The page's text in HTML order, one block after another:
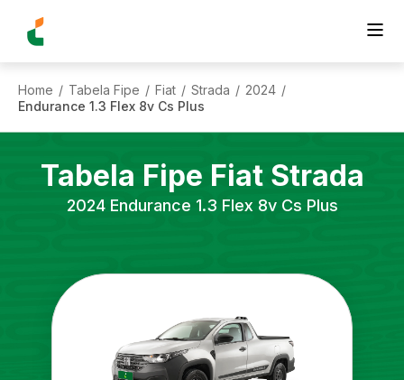
Home / Tabela Fipe / Fiat / Strada / 2024 /
Endurance 1.3 Flex 8v Cs Plus
Tabela Fipe Fiat Strada
2024 Endurance 1.3 Flex 8v Cs Plus